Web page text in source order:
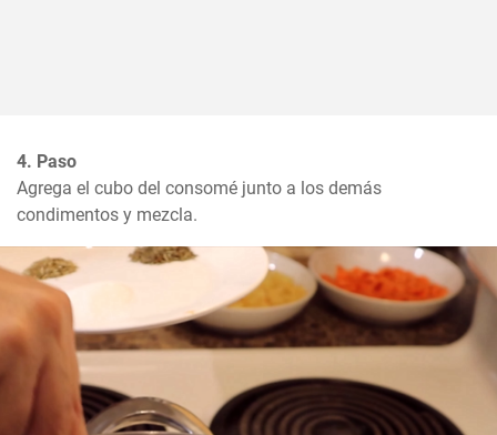
4. Paso
Agrega el cubo del consomé junto a los demás
condimentos y mezcla.